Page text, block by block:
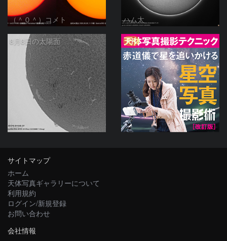
（＾０＾）コメト ハム太
8月8日の太陽面
ta-o
PR
サイトマップ
ホーム
天体写真ギャラリーについて
利用規約
ログイン/新規登録
お問い合わせ
会社情報